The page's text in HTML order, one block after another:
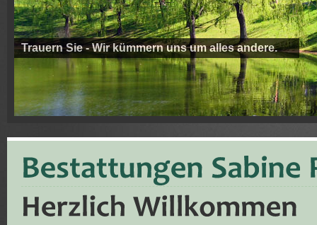
Trauern Sie - Wir kümmern uns um alles andere.